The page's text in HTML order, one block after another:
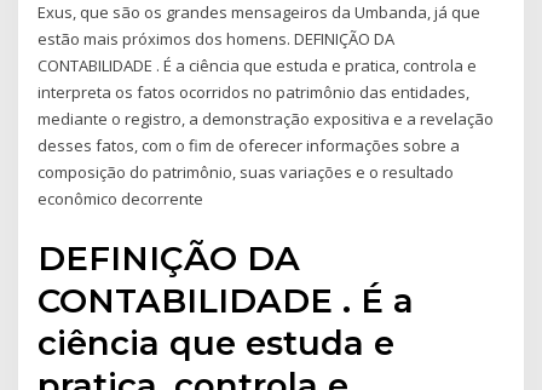
Exus, que são os grandes mensageiros da Umbanda, já que
estão mais próximos dos homens. DEFINIÇÃO DA
CONTABILIDADE . É a ciência que estuda e pratica, controla e
interpreta os fatos ocorridos no patrimônio das entidades,
mediante o registro, a demonstração expositiva e a revelação
desses fatos, com o fim de oferecer informações sobre a
composição do patrimônio, suas variações e o resultado
econômico decorrente
DEFINIÇÃO DA
CONTABILIDADE . É a
ciência que estuda e